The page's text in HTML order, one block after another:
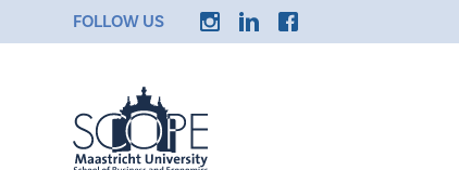
FOLLOW US